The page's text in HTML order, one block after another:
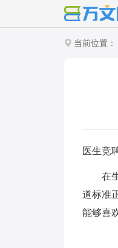
当前位置：
医生竞
在生
道标准
能够喜